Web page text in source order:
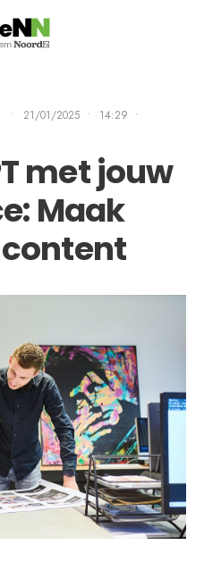
• 21/01/2025 • 14:29 •
met jouw
Maak